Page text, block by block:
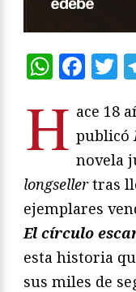
H ace 18
publicó
novela
longsellertras
ejemplares
El círculo
esta historia
sus miles de